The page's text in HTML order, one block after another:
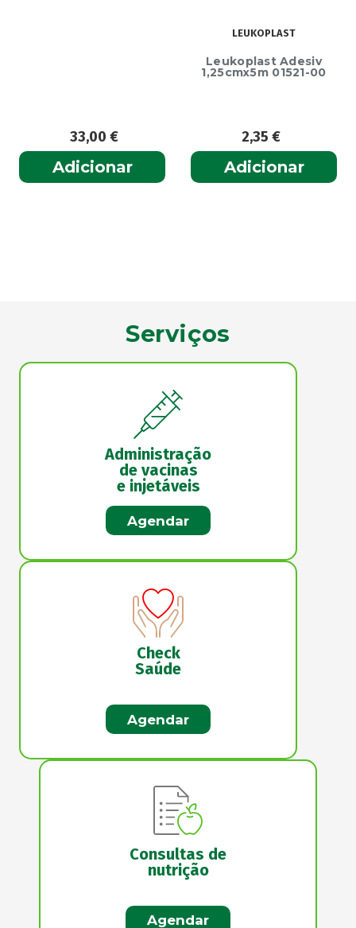
33,00€
Adicionar
LEUKOPLAST
Leukoplast Adesiv
1,25cmx5m 01521-00
2,35€
Adicionar
Serviços
Administração
de vacinas
e injetáveis
Agendar
Check
Saúde
Agendar
Consultas de
nutrição
Agendar